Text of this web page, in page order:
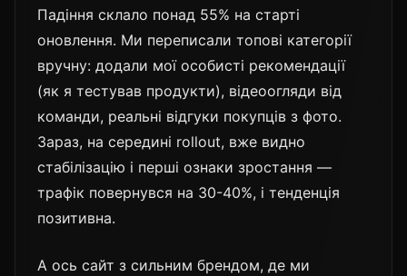
Падіння склало понад 55% на старті
оновлення. Ми переписали топові категорії
вручну: додали мої особисті рекомендації
(як я тестував продукти), відеоогляди від
команди, реальні відгуки покупців з фото.
Зараз, на середині rollout, вже видно
стабілізацію і перші ознаки зростання —
трафік повернувся на 30-40%, і тенденція
позитивна.
А ось сайт з сильним брендом, де ми